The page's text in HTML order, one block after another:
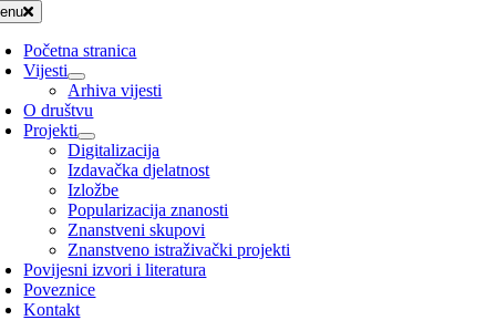
Početna stranica
Vijesti
Arhiva vijesti
O društvu
Projekti
Digitalizacija
Izdavačka djelatnost
Izložbe
Popularizacija znanosti
Znanstveni skupovi
Znanstveno istraživački projekti
Povijesni izvori i literatura
Poveznice
Kontakt